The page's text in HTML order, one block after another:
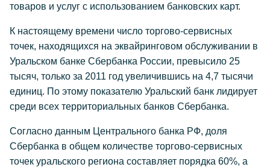
товаров и услуг с использованием банковских карт.
К настоящему времени число торгово-сервисных
точек, находящихся на эквайринговом обслуживании в
Уральском банке Сбербанка России, превысило 25
тысяч, только за 2011 год увеличившись на 4,7 тысячи
единиц. По этому показателю Уральский банк лидирует
среди всех территориальных банков Сбербанка.
Согласно данным Центрального банка РФ, доля
Сбербанка в общем количестве торгово-сервисных
точек уральского региона составляет порядка 60%, а